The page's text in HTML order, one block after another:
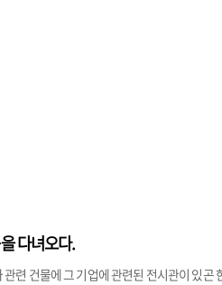
다녀오다.
련 건물에 그 기업에 관련된 전시관이 있곤